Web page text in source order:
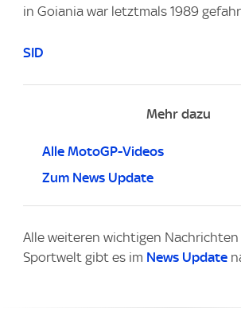
in Goiania war letztmals 1989
SID
Mehr dazu
Alle MotoGP-Videos
Zum News Update
Alle weiteren wichtigen Nachrichten
Sportwelt gibt es im News Update